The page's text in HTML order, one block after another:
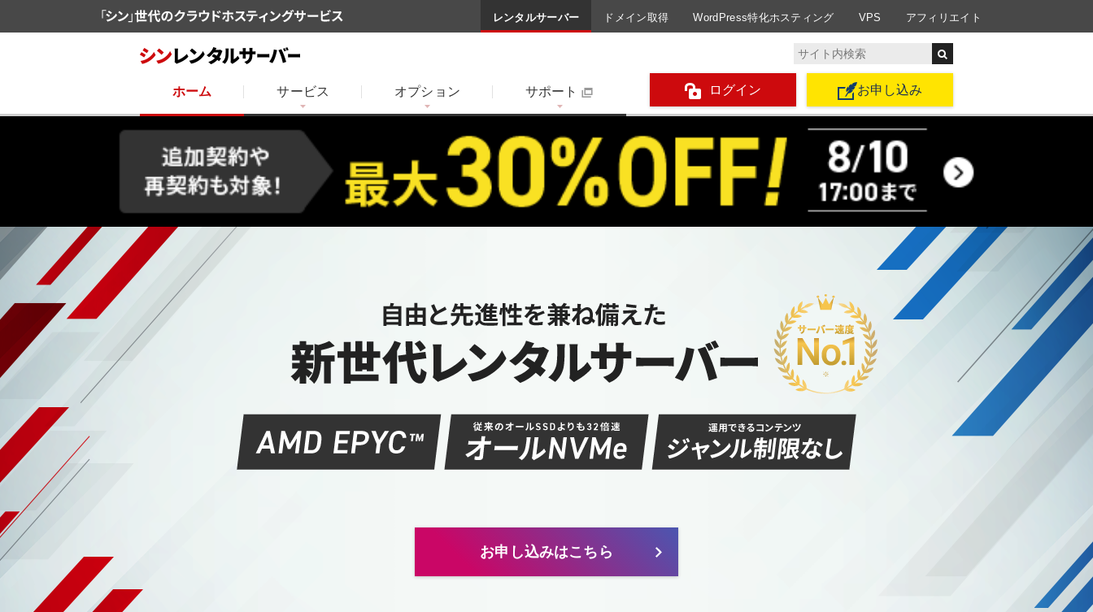
レンタルサーバー ドメイン取得 WordPress特化ホスティング VPS アフィリエイト
ホーム サービス オプション サポート ログイン お申し込み
お申し込みはこちら